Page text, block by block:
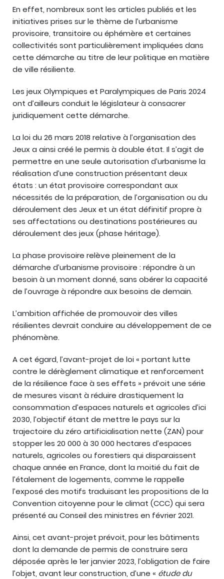
En effet, nombreux sont les articles publiés et les
initiatives prises sur le thème de l’urbanisme
provisoire, transitoire ou éphémère et certaines
collectivités sont particulièrement impliquées dans
cette démarche au titre de leur politique en matière
de ville résiliente.
Les jeux Olympiques et Paralympiques de Paris 2024
ont d’ailleurs conduit le législateur à consacrer
juridiquement cette démarche.
La loi du 26 mars 2018 relative à l’organisation des
Jeux a ainsi créé le permis à double état. Il s’agit de
permettre en une seule autorisation d’urbanisme la
réalisation d’une construction présentant deux
états : un état provisoire correspondant aux
nécessités de la préparation, de l’organisation ou du
déroulement des Jeux et un état définitif propre à
ses affectations ou destinations postérieures au
déroulement des jeux (phase héritage).
La phase provisoire relève pleinement de la
démarche d’urbanisme provisoire : répondre à un
besoin à un moment donné, sans obérer la capacité
de l’ouvrage à répondre aux besoins de demain.
L’ambition affichée de promouvoir des villes
résilientes devrait conduire au développement de ce
phénomène.
A cet égard, l’avant-projet de loi « portant lutte
contre le dérèglement climatique et renforcement
de la résilience face à ses effets » prévoit une série
de mesures visant à réduire drastiquement la
consommation d’espaces naturels et agricoles d’ici
2030, l’objectif étant de mettre le pays sur la
trajectoire du zéro artificialisation nette (ZAN) pour
stopper les 20 000 à 30 000 hectares d’espaces
naturels, agricoles ou forestiers qui disparaissent
chaque année en France, dont la moitié du fait de
l’étalement de logements, comme le rappelle
l’exposé des motifs traduisant les propositions de la
Convention citoyenne pour le climat (CCC) qui sera
présenté au Conseil des ministres en février 2021.
Ainsi, cet avant-projet prévoit, pour les bâtiments
dont la demande de permis de construire sera
déposée après le 1er janvier 2023, l’obligation de faire
l’objet, avant leur construction, d’une « étude du